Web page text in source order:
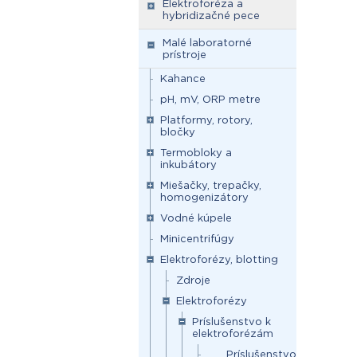
Elektroforéza a
hybridizačné pece
Malé laboratorné
prístroje
Kahance
pH, mV, ORP metre
Platformy, rotory,
bločky
Termobloky a
inkubátory
Miešačky, trepačky,
homogenizátory
Vodné kúpele
Minicentrifúgy
Elektroforézy, blotting
Zdroje
Elektroforézy
Príslušenstvo k
elektroforézám
Príslušenstvo